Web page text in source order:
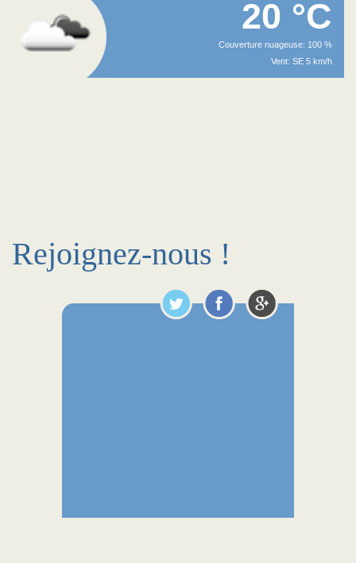
20 °C
Couverture nuageuse: 100 %
Vent: SE 5 km/h
Rejoignez-nous !